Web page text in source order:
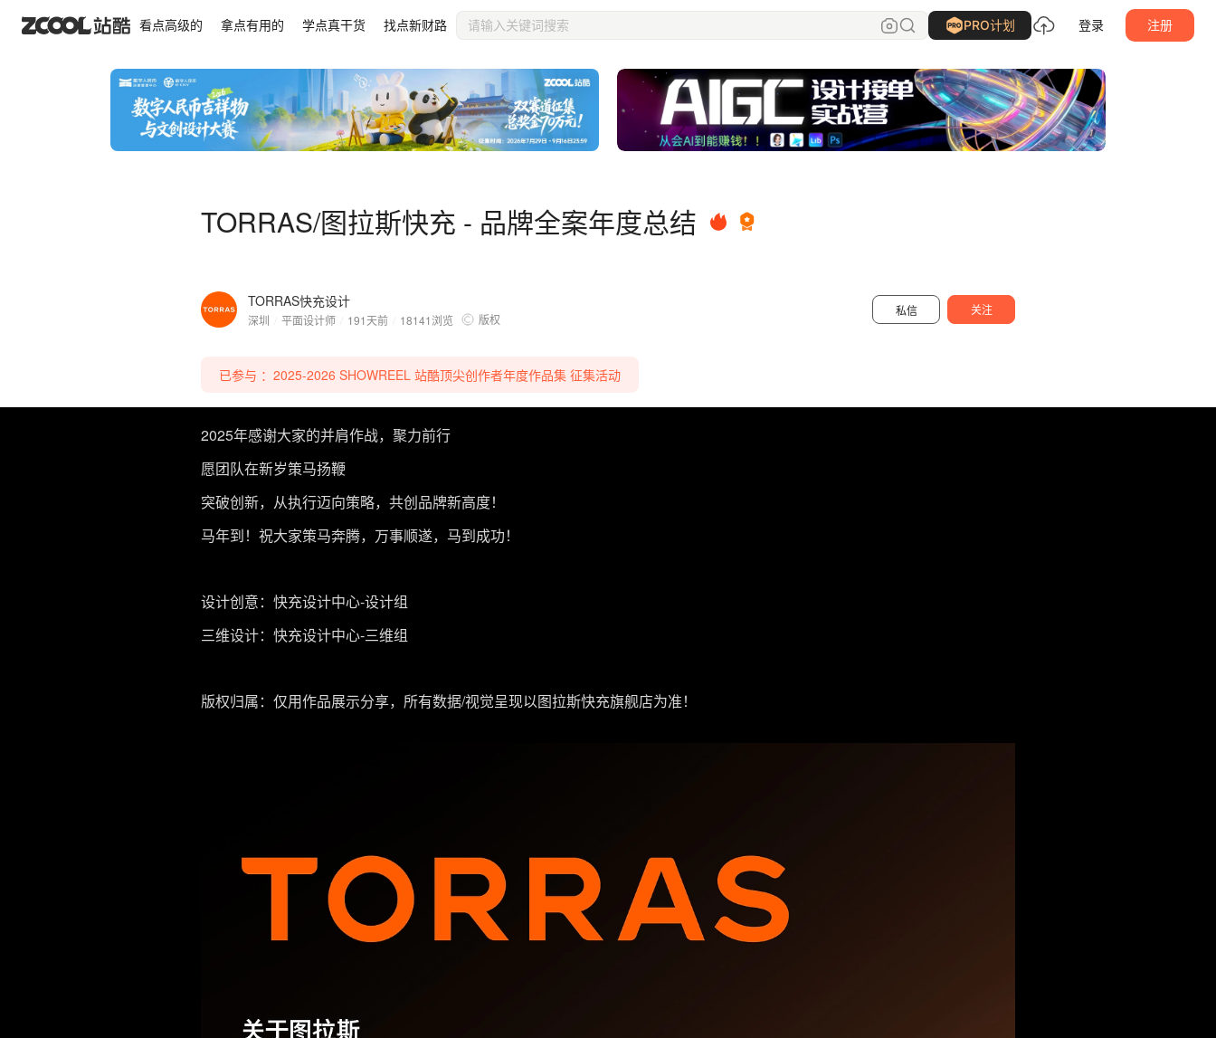
看点高级的 拿点有用的 学点真干货 找点新财路 PRO计划 登录 注册
TORRAS/图拉斯快充 - 品牌全案年度总结
TORRAS快充设计
深圳 平面设计师 191天前 18141浏览 版权
私信 关注
TORRAS/图拉斯快充 - 品牌全案年度总结 TORRAS快充设计 关注
已参与 ：2025-2026 SHOWREEL 站酷顶尖创作者年度作品集 征集活动
2025年感谢大家的并肩作战，聚力前行
愿团队在新岁策马扬鞭
突破创新，从执行迈向策略，共创品牌新高度！
马年到！祝大家策马奔腾，万事顺遂，马到成功！
设计创意：快充设计中心-设计组
三维设计：快充设计中心-三维组
版权归属：仅用作品展示分享，所有数据/视觉呈现以图拉斯快充旗舰店为准！